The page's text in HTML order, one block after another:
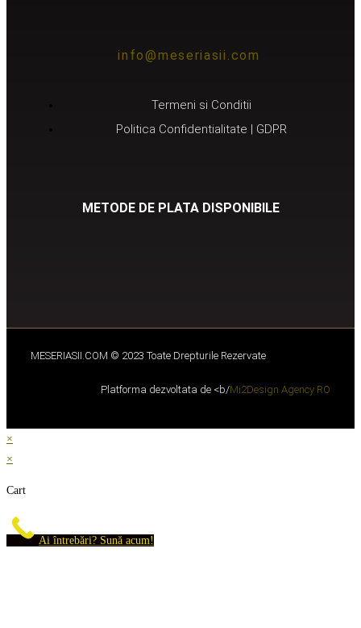
info@meseriasii.com
Termeni si Conditii
Politica Confidentialitate | GDPR
METODE DE PLATA DISPONIBILE
MESERIASII.COM © 2023 Toate Drepturile Rezervate
Platforma dezvoltata de <b/Mi2Design Agency RO
×
×
Cart
Ai întrebări? Sună acum!